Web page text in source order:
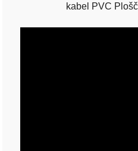
kabel PVC